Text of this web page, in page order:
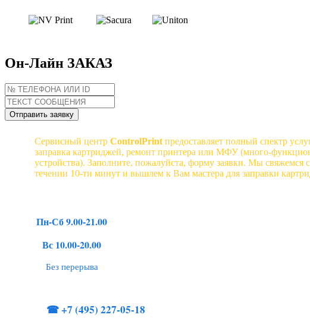
Он-Лайн ЗАКАЗ
Сервисный центр ControlPrint предоставляет полный спектр
заправка картриджей, ремонт принтера или МФУ (много-
устройства). Заполните, пожалуйста, форму заявки. Мы свяжемся
течении 10-ти минут и вышлем к Вам мастера для заправки
Пн-Сб 9.00-21.00
Вс 10.00-20.00
Без перерыва
☎+7 (495) 227-05-18